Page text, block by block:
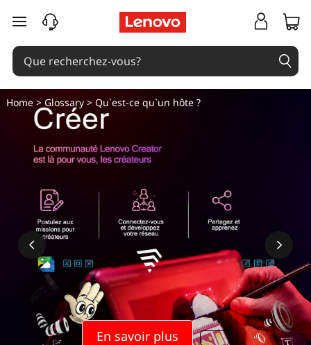
passer au contenu principal
En savoir plus
Home> Glossary> Qu`est-ce qu`un hôte ?